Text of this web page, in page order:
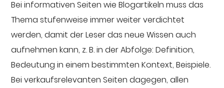
Bei informativen Seiten wie Blogartikeln muss das
Thema stufenweise immer weiter verdichtet
werden, damit der Leser das neue Wissen auch
aufnehmen kann, z. B. in der Abfolge: Definition,
Bedeutung in einem bestimmten Kontext, Beispiele.
Bei verkaufsrelevanten Seiten dagegen, allen